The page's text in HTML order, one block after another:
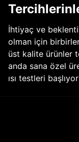
İhtiyaç ve
olman için
üst kalite ürünler
anda sana özel
ısı testleri